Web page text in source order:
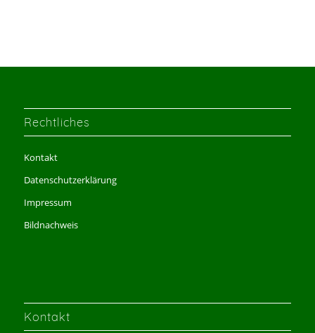
Rechtliches
Kontakt
Datenschutzerklärung
Impressum
Bildnachweis
Kontakt